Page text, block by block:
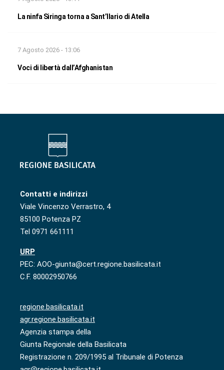
La ninfa Siringa torna a Sant’Ilario di Atella
7 Agosto 2026 - 13:06
Voci di libertà dall’Afghanistan
Contatti e indirizzi
Viale Vincenzo Verrastro, 4
85100 Potenza PZ
Tel 0971 661111
URP
PEC: AOO-giunta@cert.regione.basilicata.it
C.F. 80002950766
regione.basilicata.it
agr.regione.basilicata.it
Agenzia stampa della
Giunta Regionale della Basilicata
Registrazione n. 209/1995 al Tribunale di Potenza